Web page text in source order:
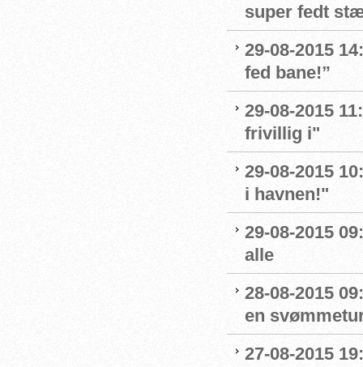
super fedt
29-08-2015
fed bane!”
29-08-2015
frivillig i"
29-08-2015
i havnen!"
29-08-2015
alle
28-08-2015
en
27-08-2015